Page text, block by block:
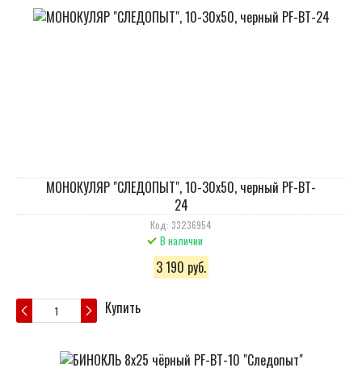
МОНОКУЛЯР "СЛЕДОПЫТ", 10-30х50, черный PF-BT-
24
Код: 33236954
В наличии
3 190 руб.
Купить